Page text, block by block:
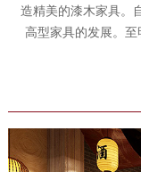
造精美的漆木家具。
高型家具的发展。
高度艺术化，